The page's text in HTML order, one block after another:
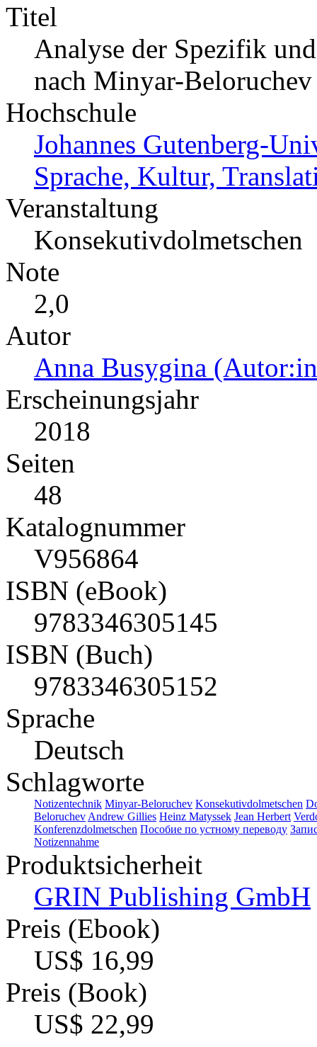
Titel
Analyse der Spezifik
nach Minyar-
Hochschule
Johannes Gutenberg-
Sprache, Kultur,
Veranstaltung
Konsekutivdolmetschen
Note
2,0
Autor
Anna Busygina
Erscheinungsjahr
2018
Seiten
48
Katalognummer
V956864
ISBN (eBook)
9783346305145
ISBN (Buch)
9783346305152
Sprache
Deutsch
Schlagworte
Notizentechnik Minyar-Beloruchev Konsekutivdolmetschen
Beloruchev Andrew Gillies Heinz Matyssek Jean Herbert
Konferenzdolmetschen Пособие по устному переводу
Notizennahme
Produktsicherheit
GRIN Publishing GmbH
Preis (Ebook)
US$ 16,99
Preis (Book)
US$ 22,99